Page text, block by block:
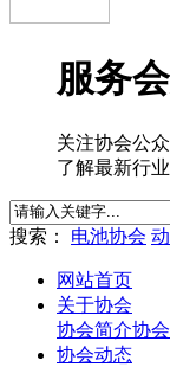
服务
关注协会公
了解最新行
搜索： 电池协会
网站首页
关于协会
协会简介协
协会动态